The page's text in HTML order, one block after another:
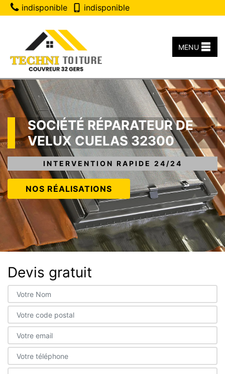
indisponible indisponible
MENU
SOCIÉTÉ RÉPARATEUR DE
VELUX CUELAS 32300
INTERVENTION RAPIDE 24/24
NOS RÉALISATIONS
Devis gratuit